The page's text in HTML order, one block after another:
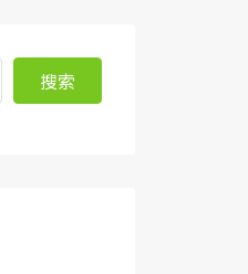
搜索